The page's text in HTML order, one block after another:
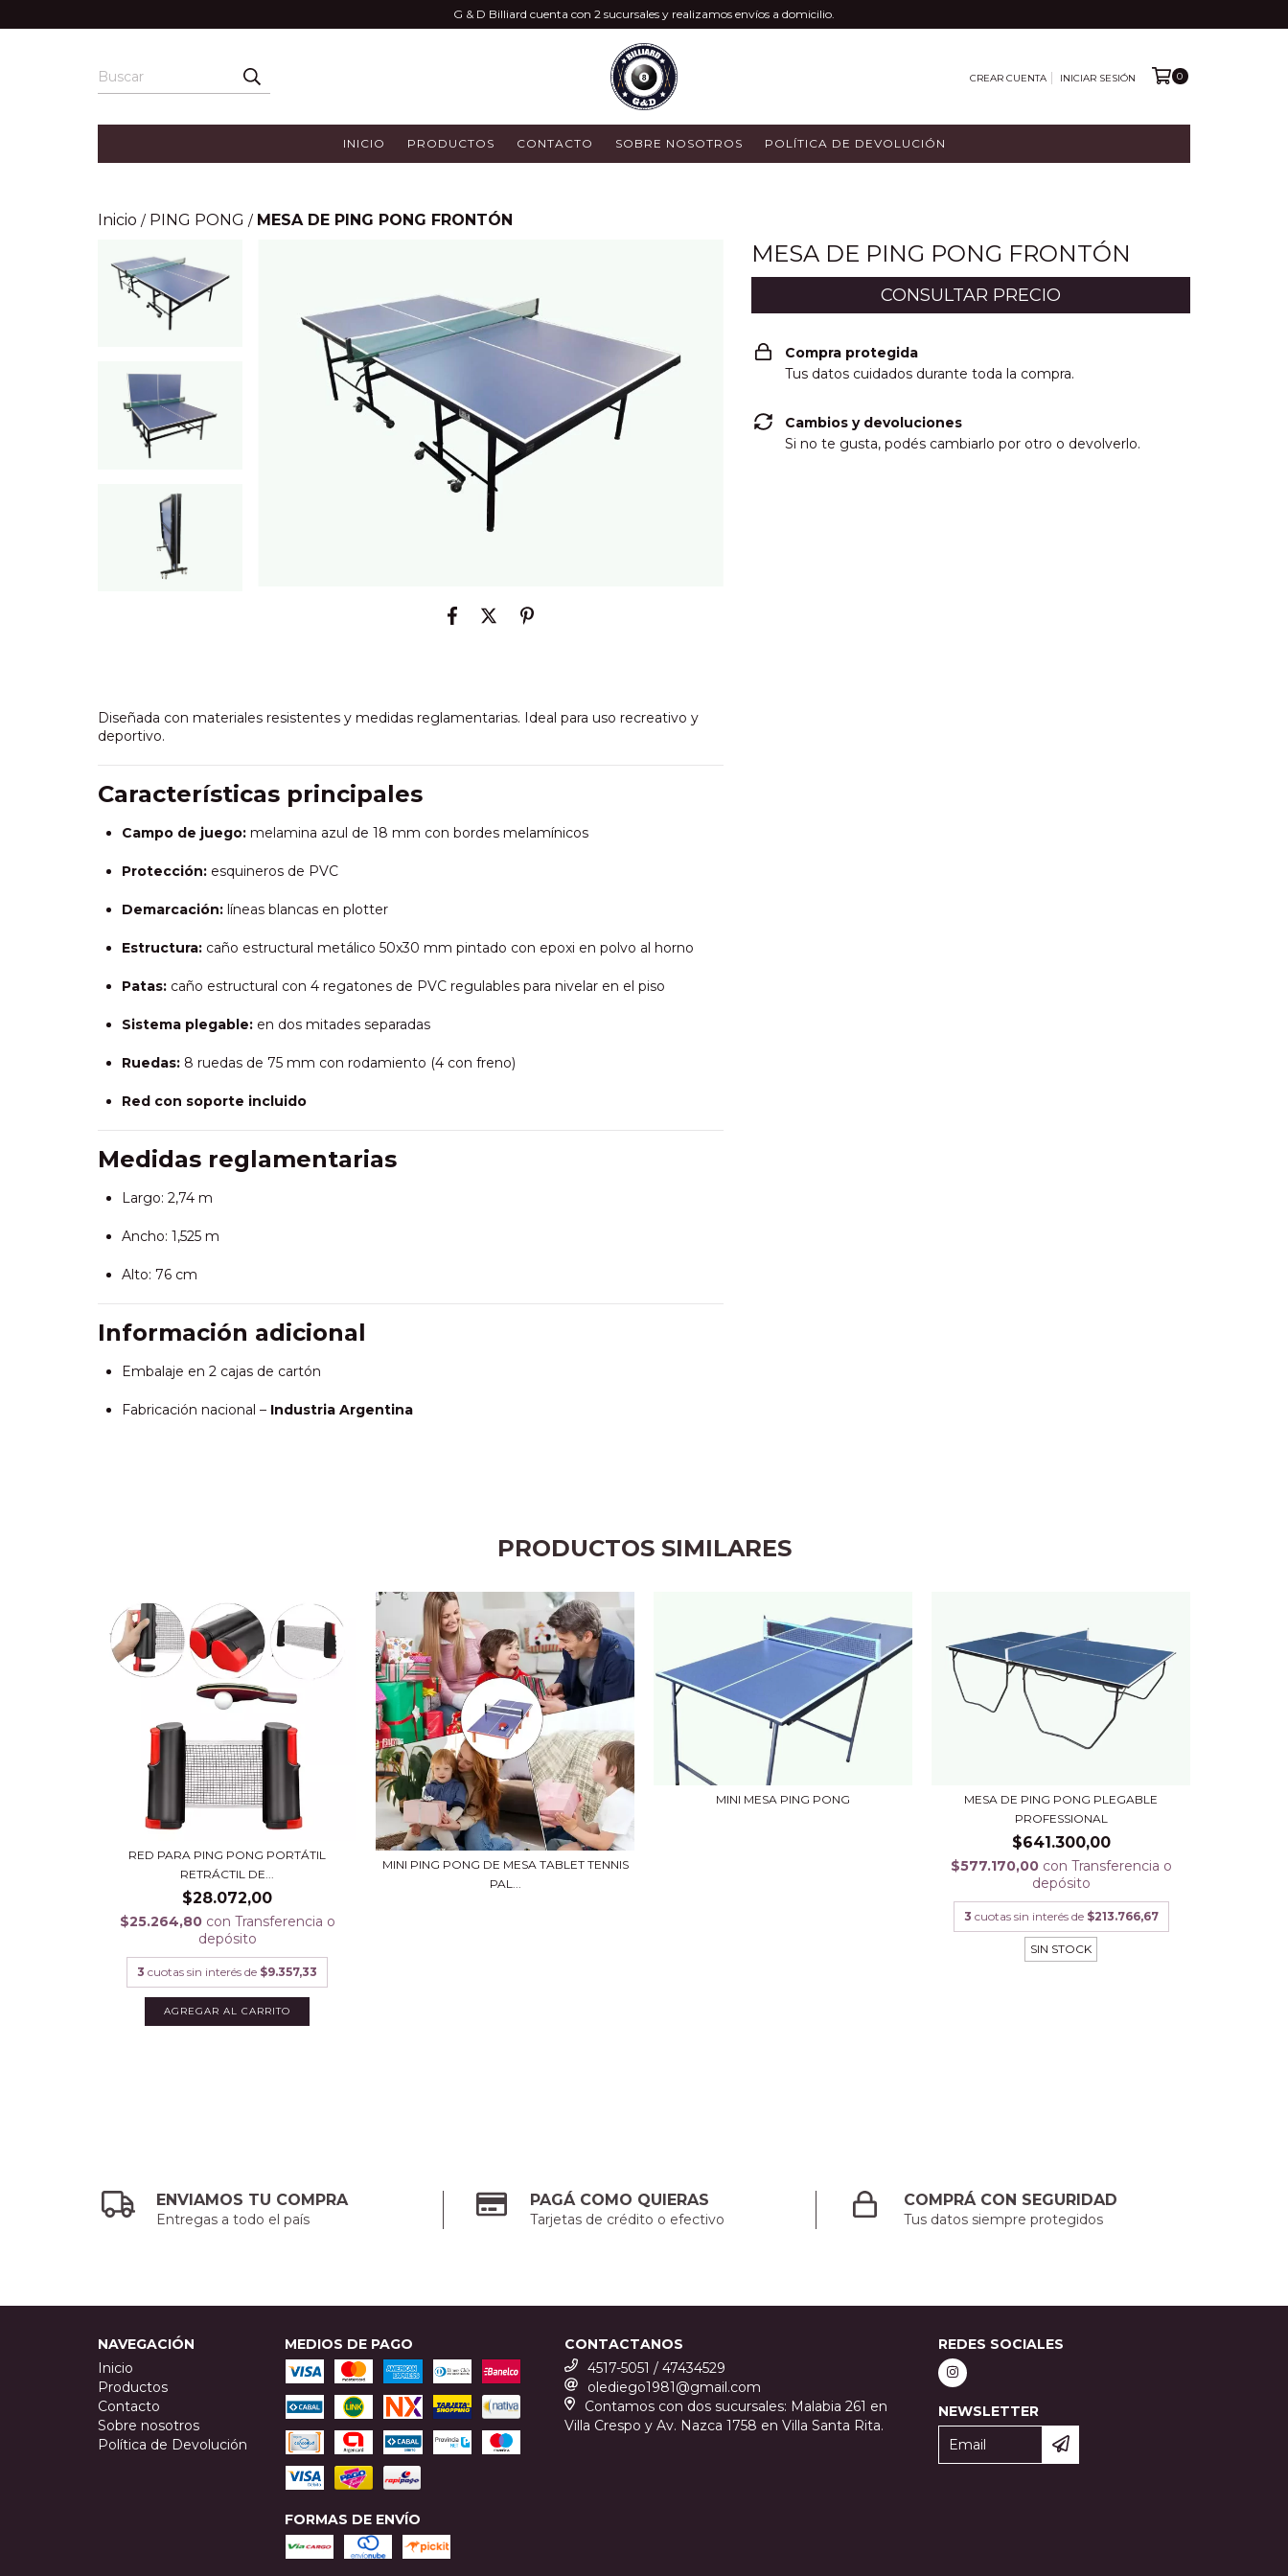
G & D Billiard cuenta con 2 sucursales y realizamos envíos a domicilio.
CREAR CUENTA INICIAR SESIÓN 0
INICIO PRODUCTOS CONTACTO SOBRE NOSOTROS POLÍTICA DE DEVOLUCIÓN
Inicio / PING PONG / MESA DE PING PONG FRONTÓN
Diseñada con materiales resistentes y medidas reglamentarias. Ideal para uso recreativo y
deportivo.
Características principales
Campo de juego: melamina azul de 18 mm con bordes melamínicos
Protección: esquineros de PVC
Demarcación: líneas blancas en plotter
Estructura: caño estructural metálico 50x30 mm pintado con epoxi en polvo al horno
Patas: caño estructural con 4 regatones de PVC regulables para nivelar en el piso
Sistema plegable: en dos mitades separadas
Ruedas: 8 ruedas de 75 mm con rodamiento (4 con freno)
Red con soporte incluido
Medidas reglamentarias
Largo: 2,74 m
Ancho: 1,525 m
Alto: 76 cm
Información adicional
Embalaje en 2 cajas de cartón
Fabricación nacional – Industria Argentina
MESA DE PING PONG FRONTÓN
Compra protegida
Tus datos cuidados durante toda la compra.
Cambios y devoluciones
Si no te gusta, podés cambiarlo por otro o devolverlo.
PRODUCTOS SIMILARES
RED PARA PING PONG PORTÁTIL
RETRÁCTIL DE...
$28.072,00
$25.264,80 con Transferencia o
depósito
3 cuotas sin interés de $9.357,33
MINI PING PONG DE MESA TABLET TENNIS
PAL...
MINI MESA PING PONG
MESA DE PING PONG PLEGABLE
PROFESSIONAL
$641.300,00
$577.170,00 con Transferencia o
depósito
3 cuotas sin interés de $213.766,67
SIN STOCK
ENVIAMOS TU COMPRA
Entregas a todo el país
PAGÁ COMO QUIERAS
Tarjetas de crédito o efectivo
COMPRÁ CON SEGURIDAD
Tus datos siempre protegidos
NAVEGACIÓN
Inicio
Productos
Contacto
Sobre nosotros
Política de Devolución
MEDIOS DE PAGO
FORMAS DE ENVÍO
CONTACTANOS
4517-5051 / 47434529
olediego1981@gmail.com
Contamos con dos sucursales: Malabia 261 en
Villa Crespo y Av. Nazca 1758 en Villa Santa Rita.
REDES SOCIALES
NEWSLETTER